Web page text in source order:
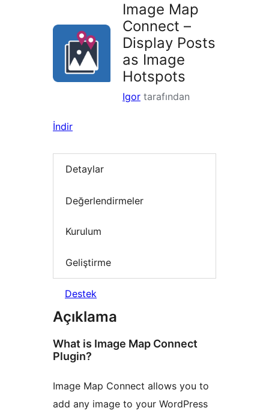
Image Map
Connect –
Display Posts
as Image
Hotspots
Igor tarafından
İndir
Detaylar
Değerlendirmeler
Kurulum
Geliştirme
Destek
Açıklama
What is Image Map Connect
Plugin?
Image Map Connect allows you to
add any image to your WordPress